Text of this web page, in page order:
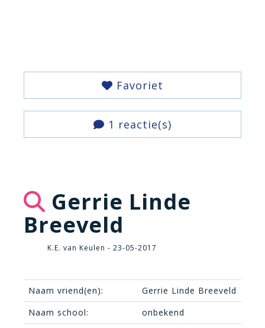
Favoriet
1 reactie(s)
Gerrie Linde
Breeveld
K.E. van Keulen - 23-05-2017
Naam vriend(en):
Gerrie Linde Breeveld
Naam school:
onbekend